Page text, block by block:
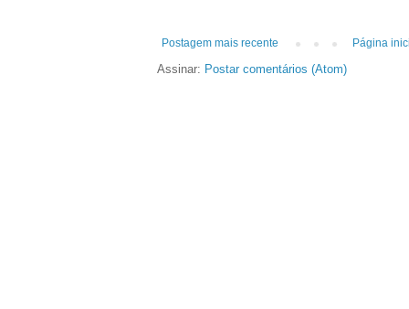
Postagem mais recente Página
Assinar: Postar comentários (Atom)